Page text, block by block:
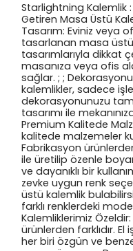
Starlightning Kalemlik :
Getiren Masa Üstü
Tasarım: Eviniz veya
tasarlanan masa
tasarımlarıyla dikkat
masanıza veya ofis
sağlar. ; ;
kalemlikler, sadece
dekorasyonunuzu
tasarımı ile
Premium Kalitede
kalitede malzemeler
Fabrikasyon
ile üretilip özenle
ve dayanıklı bir
zevke uygun renk
üstü kalemlik
farklı renklerdeki
Kalemliklerimiz
ürünlerden farklıdır.
her biri özgün ve